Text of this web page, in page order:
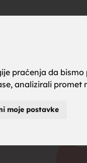
praćenja da
analizirali
moje postavke
za